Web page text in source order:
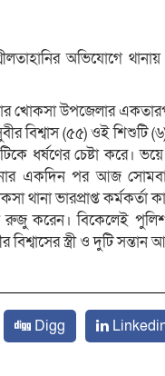
অভিযোগে
খোকসা উপজেলার
বিশ্বাস (৫৫) ওই শিশুটি
ধর্ষণের চেষ্টা
একদিন পর আজ
থানা ভারপ্রাপ্ত
করেন। বিকেলেই পুলিশ
স্ত্রী ও দুটি সন্তান
Digg